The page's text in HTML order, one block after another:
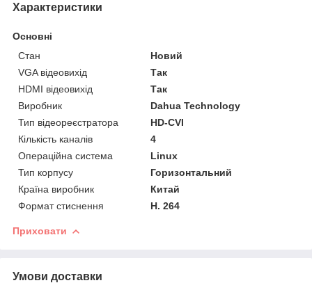
Характеристики
Основні
Стан
Новий
VGA відеовихід
Так
HDMI відеовихід
Так
Виробник
Dahua Technology
Тип відеореєстратора
HD-CVI
Кількість каналів
4
Операційна система
Linux
Тип корпусу
Горизонтальний
Країна виробник
Китай
Формат стиснення
H. 264
Приховати
Умови доставки